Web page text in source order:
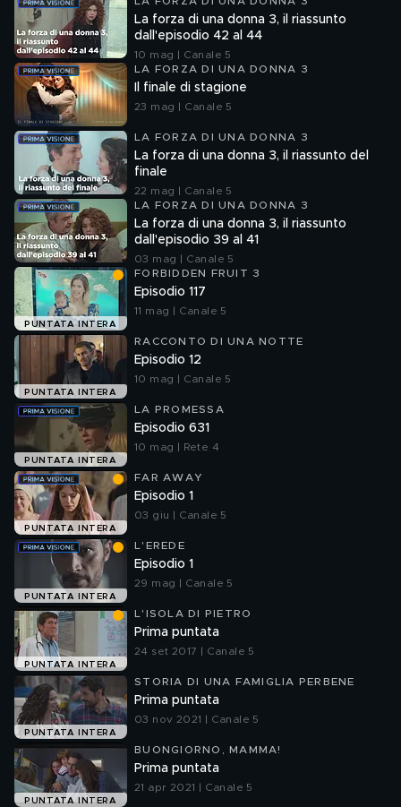
La forza di una donna 3, il riassunto
dall'episodio 42 al 44
10 mag | Canale 5
LA FORZA DI UNA DONNA 3
Il finale di stagione
23 mag | Canale 5
LA FORZA DI UNA DONNA 3
La forza di una donna 3, il riassunto del
finale
22 mag | Canale 5
LA FORZA DI UNA DONNA 3
La forza di una donna 3, il riassunto
dall'episodio 39 al 41
03 mag | Canale 5
PUNTATA INTERA
FORBIDDEN FRUIT 3
Episodio 117
11 mag | Canale 5
PUNTATA INTERA
RACCONTO DI UNA NOTTE
Episodio 12
10 mag | Canale 5
PUNTATA INTERA
LA PROMESSA
Episodio 631
10 mag | Rete 4
PUNTATA INTERA
FAR AWAY
Episodio 1
03 giu | Canale 5
PUNTATA INTERA
L'EREDE
Episodio 1
29 mag | Canale 5
PUNTATA INTERA
L'ISOLA DI PIETRO
Prima puntata
24 set 2017 | Canale 5
PUNTATA INTERA
STORIA DI UNA FAMIGLIA PERBENE
Prima puntata
03 nov 2021 | Canale 5
PUNTATA INTERA
BUONGIORNO, MAMMA!
Prima puntata
21 apr 2021 | Canale 5